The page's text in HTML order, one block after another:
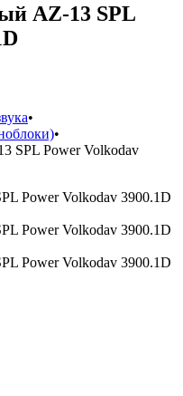
AZ-13 SPL
•
•
SPL Power Volkodav